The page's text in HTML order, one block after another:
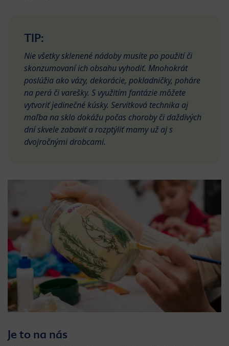
TIP:
Nie všetky sklenené nádoby musíte po použití či
skonzumovaní ich obsahu vyhodiť. Mnohokrát
poslúžia ako vázy, dekorácie, pokladničky, poháre
na perá či varešky. S využitím fantázie môžete
vytvoriť jedinečné kúsky. Servítková technika aj
maľba na sklo dokážu počas choroby či daždivých
dní skvele zabaviť a rozptýliť mamy už aj s
dvojročnými drobcami.
Je to na nás